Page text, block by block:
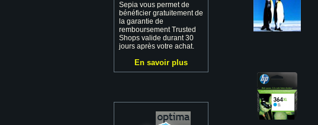
Sepia vous permet de
bénéficier gratuitement de
la garantie de
remboursement Trusted
Shops valide durant 30
jours après votre achat.
En savoir plus